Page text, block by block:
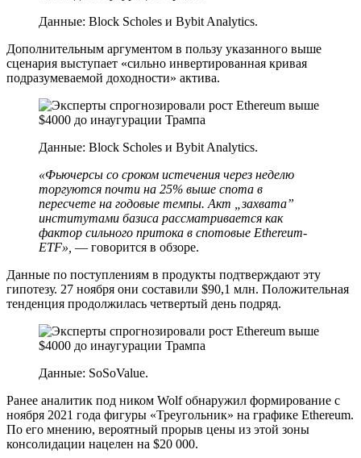
Данные: Block Scholes и Bybit Analytics.
Дополнительным аргументом в пользу указанного выше
сценария выступает «сильно инвертированная кривая
подразумеваемой доходности» актива.
Данные: Block Scholes и Bybit Analytics.
«Фьючерсы со сроком истечения через неделю
торгуются почти на 25% выше спота в
пересчете на годовые темпы. Акт „захвата”
институтами базиса рассматривается как
фактор сильного притока в спотовые Ethereum-
ETF», — говорится в обзоре.
Данные по поступлениям в продукты подтверждают эту
гипотезу. 27 ноября они составили $90,1 млн. Положительная
тенденция продолжилась четвертый день подряд.
Данные: SoSoValue.
Ранее аналитик под ником Wolf обнаружил формирование с
ноября 2021 года фигуры «Треугольник» на графике Ethereum.
По его мнению, вероятный прорыв цены из этой зоны
консолидации нацелен на $20 000.